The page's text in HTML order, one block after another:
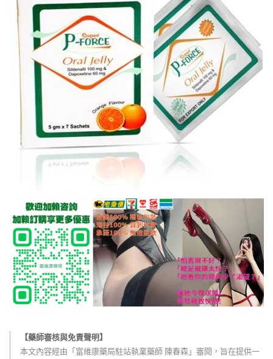
【藥師審核與免責聲明】
本文內容經由「富維康藥局駐站執業藥師 陳春森」審閱，旨在提供一